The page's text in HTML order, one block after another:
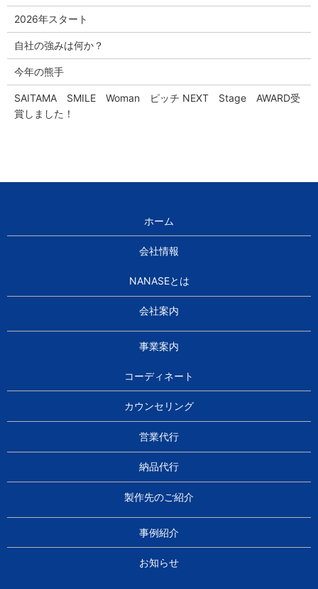
2026年スタート
自社の強みは何か？
今年の熊手
SAITAMA SMILE Woman ピッチ NEXT Stage AWARD受
賞しました！
ホーム
会社情報
NANASEとは
会社案内
事業案内
コーディネート
カウンセリング
営業代行
納品代行
製作先のご紹介
事例紹介
お知らせ